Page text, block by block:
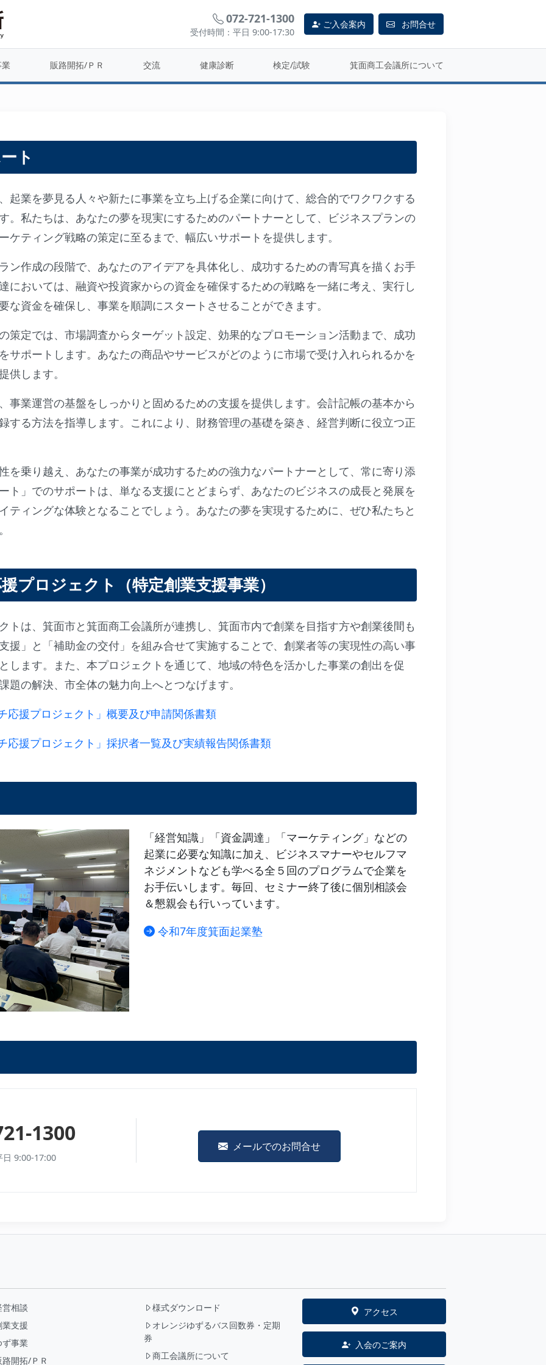
072-721-1300
受付時間：平日 9:00-17:30
ご入会案内 お問合せ
販路開拓/ＰＲ 交流 健康診断 検定/試験 箕面商工会議所について
ト
起業を夢見る人々や新たに事業を立ち上げる企業に向けて、総合的でワクワクする
。私たちは、あなたの夢を現実にするためのパートナーとして、ビジネスプランの
ケティング戦略の策定に至るまで、幅広いサポートを提供します。
ン作成の段階で、あなたのアイデアを具体化し、成功するための青写真を描くお手
においては、融資や投資家からの資金を確保するための戦略を一緒に考え、実行し
な資金を確保し、事業を順調にスタートさせることができます。
策定では、市場調査からターゲット設定、効果的なプロモーション活動まで、成功
サポートします。あなたの商品やサービスがどのように市場で受け入れられるかを
供します。
事業運営の基盤をしっかりと固めるための支援を提供します。会計記帳の基本から
する方法を指導します。これにより、財務管理の基礎を築き、経営判断に役立つ正
を乗り越え、あなたの事業が成功するための強力なパートナーとして、常に寄り添
ト」でのサポートは、単なる支援にとどまらず、あなたのビジネスの成長と発展を
ティングな体験となることでしょう。あなたの夢を実現するために、ぜひ私たちと
プロジェクト（特定創業支援事業）
トは、箕面市と箕面商工会議所が連携し、箕面市内で創業を目指す方や創業後間も
援」と「補助金の交付」を組み合せて実施することで、創業者等の実現性の高い事
します。また、本プロジェクトを通じて、地域の特色を活かした事業の創出を促
題の解決、市全体の魅力向上へとつなげます。
応援プロジェクト」概要及び申請関係書類
応援プロジェクト」採択者一覧及び実績報告関係書類
「経営知識」「資金調達」「マーケティング」などの
起業に必要な知識に加え、ビジネスマナーやセルフマ
ネジメントなども学べる全５回のプログラムで企業を
お手伝いします。毎回、セミナー終了後に個別相談会
＆懇親会も行いっています。
令和7年度箕面起業塾
1300
日 9:00-17:00
メールでのお問合せ
営相談
業支援
ず事業
路開拓/ＰＲ
様式ダウンロード
オレンジゆずるバス回数券・定期
券
商工会議所について
アクセス
入会のご案内